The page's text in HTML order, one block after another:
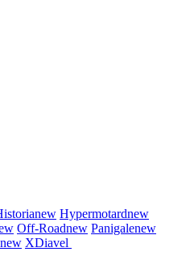
new Hypermotardnew
Off-Roadnew Panigalenew
new XDiavel